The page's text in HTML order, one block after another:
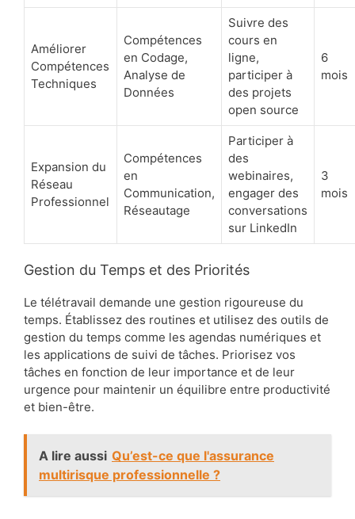
Améliorer
Compétences
Techniques
Compétences
en Codage,
Analyse de
Données
Suivre des
cours en
ligne,
participer à
des projets
open source
6
mois
Expansion du
Réseau
Professionnel
Compétences
en
Communication,
Réseautage
Participer à
des
webinaires,
engager des
conversations
sur LinkedIn
3
mois
Gestion du Temps et des Priorités
Le télétravail demande une gestion rigoureuse du
temps. Établissez des routines et utilisez des outils de
gestion du temps comme les agendas numériques et
les applications de suivi de tâches. Priorisez vos
tâches en fonction de leur importance et de leur
urgence pour maintenir un équilibre entre productivité
et bien-être.
A lire aussi Qu’est-ce que l'assurance
multirisque professionnelle ?